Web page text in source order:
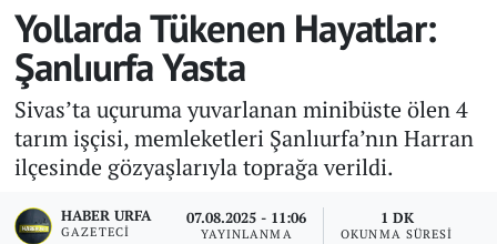
Yollarda Tükenen Hayatlar:
Şanlıurfa Yasta
Sivas’ta uçuruma yuvarlanan minibüste ölen 4
tarım işçisi, memleketleri Şanlıurfa’nın Harran
ilçesinde gözyaşlarıyla toprağa verildi.
HABER URFA
GAZETECI
07.08.2025 - 11:06
YAYINLANMA
1 DK
OKUNMA SÜRESI